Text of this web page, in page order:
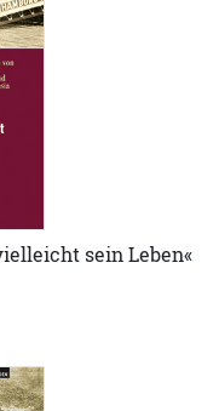
sein Leben«